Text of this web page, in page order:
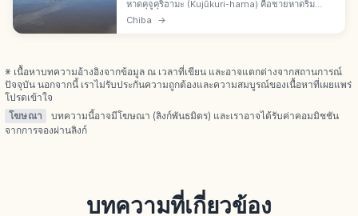
หาดคุจูคุริฮามะ (Kujūkuri-hama) คือชายหาดริม
มหาสมุทรแปซิฟิก จ.ชิบะ ยาวราว 66 กม. หาดทราย
Chiba →
※ เนื้อหาบทความอ้างอิงจากข้อมูล ณ เวลาที่เขียน และอาจแตกต่างจากสถานการณ์
ปัจจุบัน นอกจากนี้ เราไม่รับประกันความถูกต้องและความสมบูรณ์ของเนื้อหาที่เผยแพร่
โปรดเข้าใจ
โฆษณา
บทความนี้อาจมีโฆษณา (ลิงก์พันธมิตร) และเราอาจได้รับค่าคอมมิชชัน
จากการจองผ่านลิงก์
บทความที่เกี่ยวข้อง